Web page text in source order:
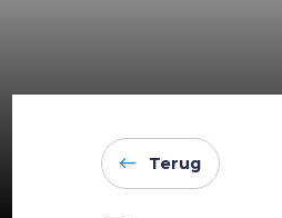
Terug